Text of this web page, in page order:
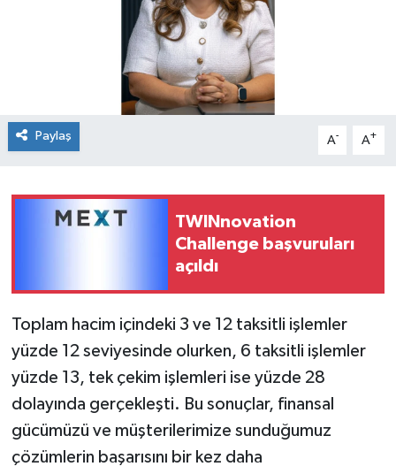
Paylaş A- A+
TWINnovation
Challenge başvuruları
açıldı
Toplam hacim içindeki 3 ve 12 taksitli işlemler
yüzde 12 seviyesinde olurken, 6 taksitli işlemler
yüzde 13, tek çekim işlemleri ise yüzde 28
dolayında gerçekleşti. Bu sonuçlar, finansal
gücümüzü ve müşterilerimize sunduğumuz
çözümlerin başarısını bir kez daha